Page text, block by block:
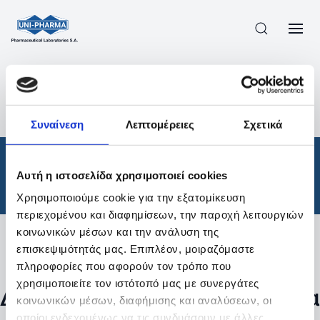
Συναίνεση Λεπτομέρειες Σχετικά
Αυτή η ιστοσελίδα χρησιμοποιεί cookies
Χρησιμοποιούμε cookie για την εξατομίκευση
περιεχομένου και διαφημίσεων, την παροχή λειτουργιών
κοινωνικών μέσων και την ανάλυση της
επισκεψιμότητάς μας. Επιπλέον, μοιραζόμαστε
πληροφορίες που αφορούν τον τρόπο που
χρησιμοποιείτε τον ιστότοπό μας με συνεργάτες
κοινωνικών μέσων, διαφήμισης και αναλύσεων, οι
οποίοι ενδεχομένως να τις συνδυάσουν με άλλες
ΠΡΟΪΟΝΤΑ
ΘΕΡΑΠΕΥΤΙΚΈΣ ΚΑΤΗΓΟΡΊΕΣ
/
ΑΠΟΤΕΛΕΣΜΑΤΑ ΑΝΑΖΗΤΗΣΗΣ
Θεραπευτικές Κατηγορίες
Φίλτρα
Δεν βρέθηκαν προϊόντα με τα